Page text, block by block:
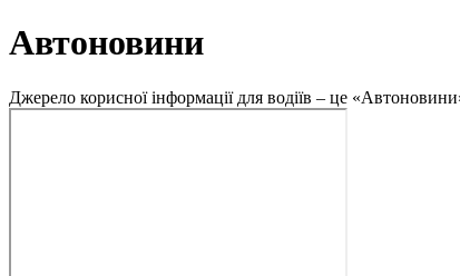
Автоновини
Джерело корисної інформації для водіїв – це